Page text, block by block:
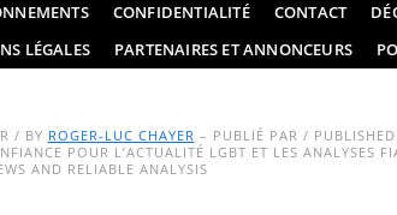
CONFIDENTIALITÉ CONTACT
LÉGALES PARTENAIRES ET ANNONCEURS
/ BY ROGER-LUC CHAYER – PUBLIÉ PAR / PUBLISHED
POUR L’ACTUALITÉ LGBT ET LES ANALYSES
AND RELIABLE ANALYSIS